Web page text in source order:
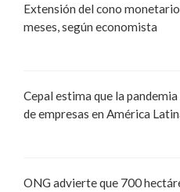
Extensión del cono
meses, según economista
Cepal estima que la
de empresas en América
ONG advierte que 700